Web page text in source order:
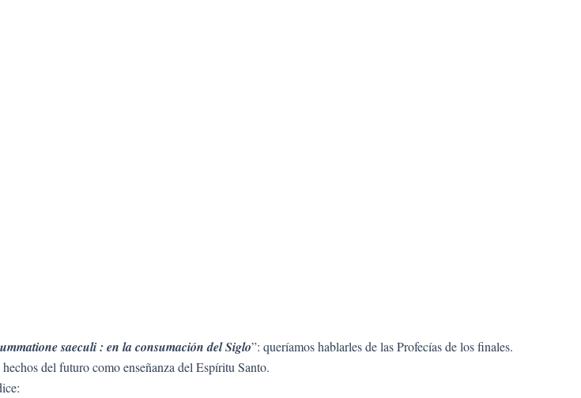
saeculi : en la consumación del Siglo”: queríamos hablarles de las Profecías de los finales.
del futuro como enseñanza del Espíritu Santo.